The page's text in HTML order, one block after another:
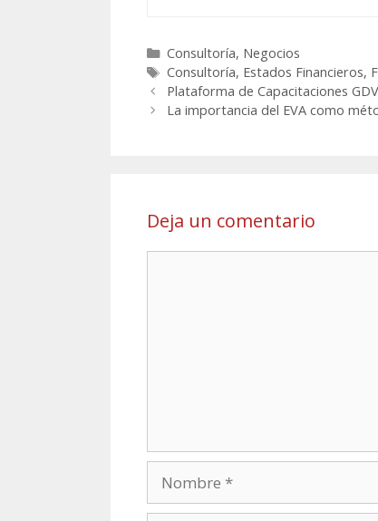
Categorías
Consultoría, Negocios
Etiquetas
Consultoría, Estados Financieros,
Plataforma de Capacitaciones
La importancia del EVA como
Deja un comentario